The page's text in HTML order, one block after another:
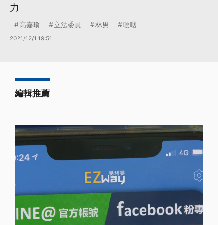
力
高嘉瑜 立法委員 林男 哽咽
2021/12/1 19:51
編輯推薦